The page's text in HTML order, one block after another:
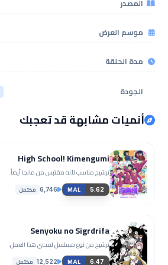
المصدر
موسم العرض
مدة الحلقة
الجودة
أنميات مشابهة قد تعجبك
High School! Kimengumi
ترشيح مناسب لأنه مقتبس من مانجا أيضاً.
MAL 5.62
6,746 مكتمل
Senyoku no Sigrdrifa
ترشيح من نوع مسلسل لمحبي هذا العمل.
MAL 6.47
12,522 مكتمل